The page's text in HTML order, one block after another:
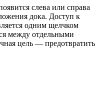
слева или справа
дока. Доступ к
одним щелчком
между отдельными
цель — предотвратить